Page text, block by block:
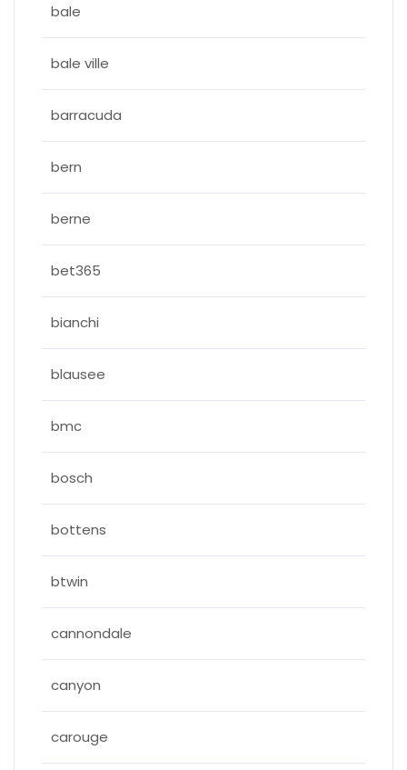
bale
bale ville
barracuda
bern
berne
bet365
bianchi
blausee
bmc
bosch
bottens
btwin
cannondale
canyon
carouge